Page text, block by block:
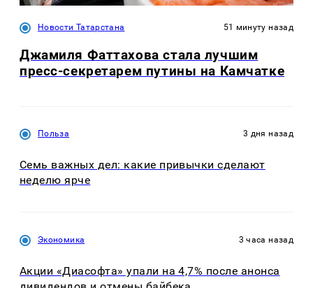
Новости Татарстана 51 минуту назад
Джамиля Фаттахова стала лучшим
пресс-секретарем путины на Камчатке
Польза 3 дня назад
Семь важных дел: какие привычки сделают
неделю ярче
Экономика 3 часа назад
Акции «Диасофта» упали на 4,7% после анонса